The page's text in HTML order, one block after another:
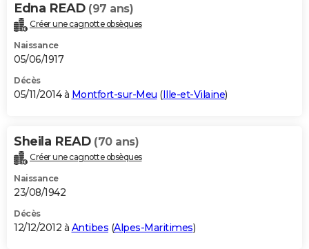
Edna READ (97 ans)
Créer une cagnotte obsèques
Naissance
05/06/1917
Décès
05/11/2014 à Montfort-sur-Meu (Ille-et-Vilaine)
Sheila READ (70 ans)
Créer une cagnotte obsèques
Naissance
23/08/1942
Décès
12/12/2012 à Antibes (Alpes-Maritimes)